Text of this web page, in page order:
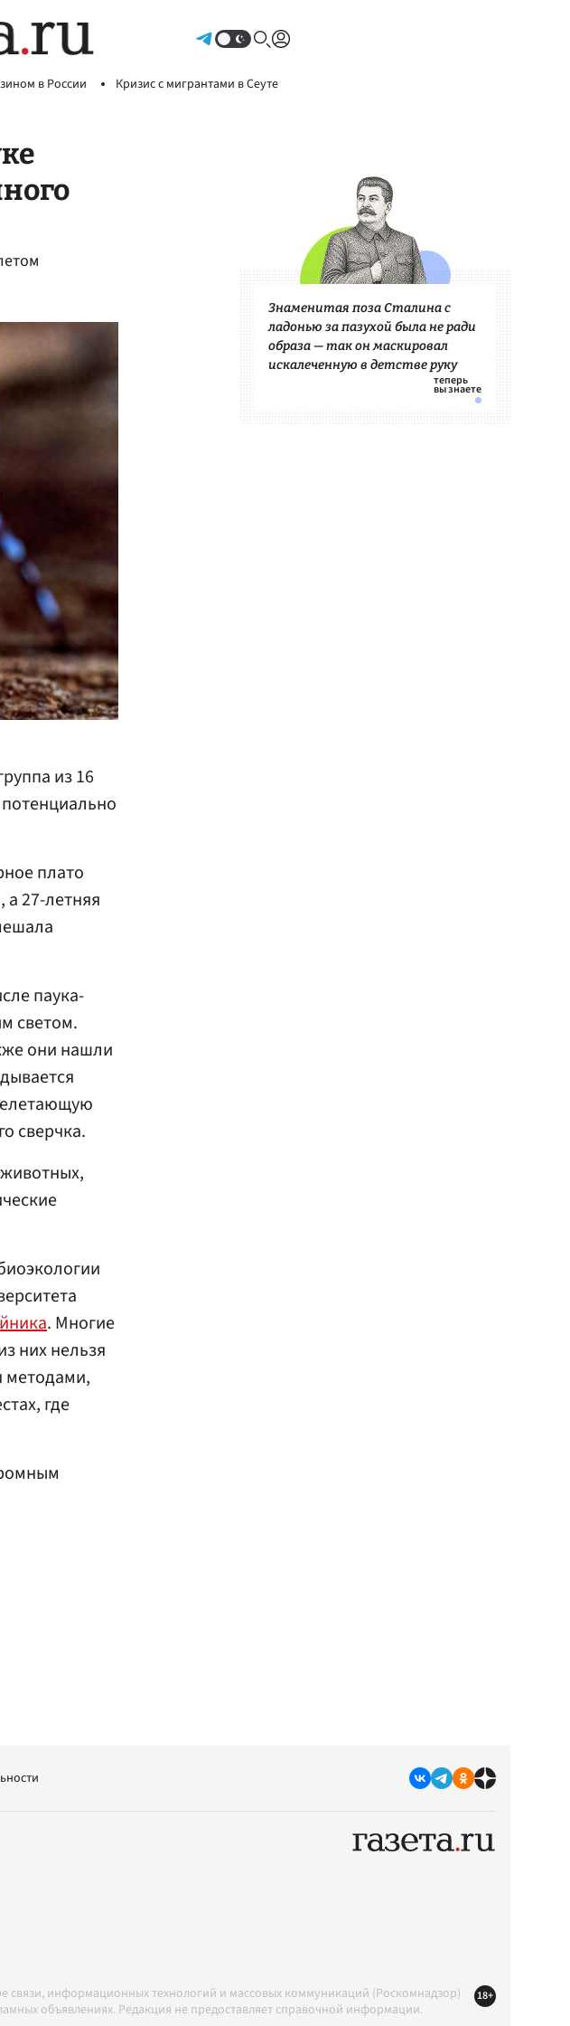
в России Кризис с мигрантами в Сеуте
из 16
плато
а 27-летняя
паука-
светом.
они нашли
сверчка.
. Многие
них нельзя
методами,
где
Знаменитая поза Сталина с
ладонью за пазухой была не ради
образа — так он маскировал
искалеченную в детстве руку
информационных технологий и массовых коммуникаций (Роскомнадзор)
объявлениях. Редакция не предоставляет справочной информации.
18+